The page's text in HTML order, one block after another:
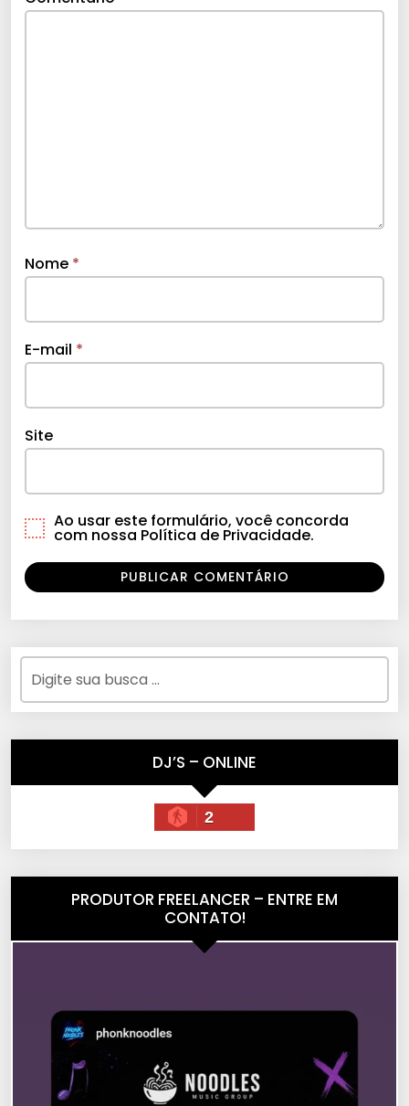
Nome *
E-mail *
Site
Ao usar este formulário, você concorda
com nossa Política de Privacidade.
DJ’S – ONLINE
2
PRODUTOR FREELANCER – ENTRE EM
CONTATO!